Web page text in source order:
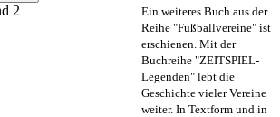
Ein weiteres Buch aus der
Reihe "Fußballvereine" ist
erschienen. Mit der
Buchreihe "ZEITSPIEL-
Legenden" lebt die
Geschichte vieler Vereine
weiter. In Textform und in